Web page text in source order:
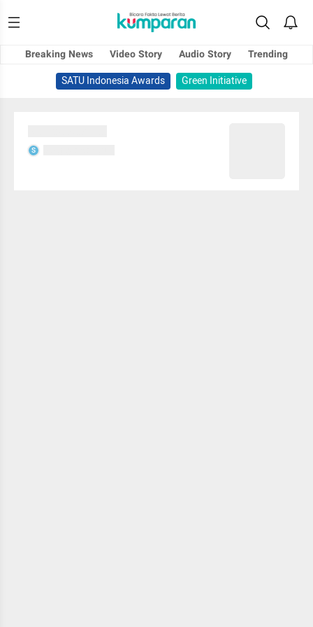
Breaking News Video Story Audio Story
Trending
SATU Indonesia Awards
Green Initiative
S